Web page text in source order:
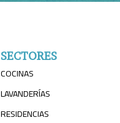
SECTORES
COCINAS
LAVANDERÍAS
RESIDENCIAS